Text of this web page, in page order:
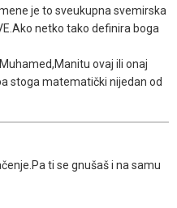
je to sveukupna svemirska
netko tako definira boga
ovaj ili onaj
stoga matematički nijedan od
ti se gnušaš i na samu